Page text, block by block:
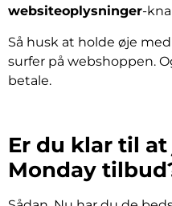
websiteoplysninger-
Så husk at holde øje
surfer på webshoppen.
betale.
Er du klar til
Monday